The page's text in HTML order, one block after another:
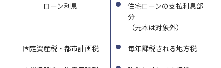
ローン利息
住宅ローンの支払利息部
分
（元本は対象外）
固定資産税・都市計画税 毎年課税される地方税
なお、ご照会者がご本人であることをご確認させていただいたう
2023年4月
④国の機関若しくは地方公共団体又はその委託を受けた者が法令
の定める事務を遂行することに対して協力する必要がある場合
⑤保険料収納事務等の遂行上必要な場合において、政治。宗教等
の団体若しくは労働組合への所属若しくは加盟に関する従業員等
のセンシティブ情報を取得、利用又は第三者提供する場合。
⑥相続手当を伴う保険金支払事務等の遂行上必要な限りにおい
②人の生命、身体又は財産の保護のために必要がある場合であっ
て、本人の同意を得ることが困難であるとき。
③公衆衛生の向上又は児童の健全な育成推進のために特に必要が
ある場合であって、本人の同意を得ることが困難であるとき。
④国の機関若しくは地方公共団体又はその委託を受けた者が法令
の定める事務を遂行することに対して協力する必要がある場合で
②人の生命、身体又は財産の保護のために必要がある場合
③公衆衛生の向上又は児童の健全な育成の推進のために特に必要
がある場合
④国の機関若しくは地方公共団体又はその委託を受けた者が法令